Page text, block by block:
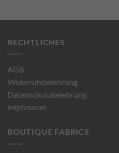
RECHTLICHES
AGB
Widerrufsbelehrung
Datenschutzbelehrung
Impressum
BOUTIQUE FABRICS